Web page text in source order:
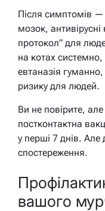
Після симптомів —
мозок,
протокол” для
на котах
евтаназія
ризику для людей.
Ви не повірите,
постконтактна
у перші 7 днів.
спостереження.
вашого